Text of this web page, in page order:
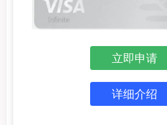
立即申请
详细介绍